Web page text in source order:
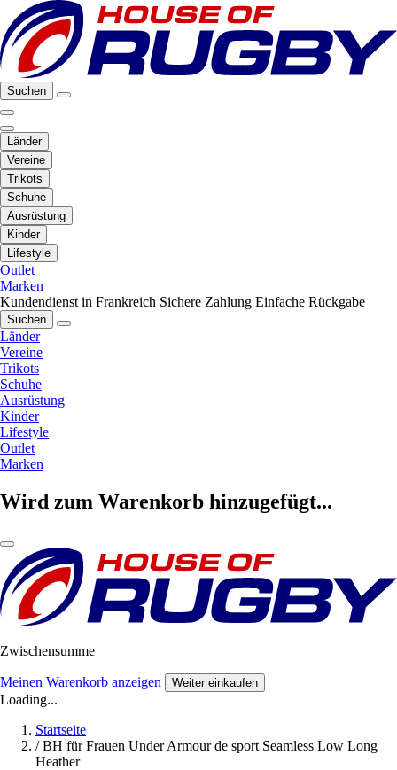
Suchen
Länder
Vereine
Trikots
Schuhe
Ausrüstung
Kinder
Lifestyle
Outlet
Marken
Kundendienst in Frankreich Sichere Zahlung Einfache Rückgabe
Suchen
Länder
Vereine
Trikots
Schuhe
Ausrüstung
Kinder
Lifestyle
Outlet
Marken
Wird zum Warenkorb hinzugefügt...
Zwischensumme
Meinen Warenkorb anzeigen Weiter einkaufen
Loading...
Startseite
/ BH für Frauen Under Armour de sport Seamless Low Long
Heather